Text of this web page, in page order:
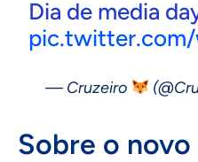
Dia de media
— Cruzeiro
Sobre o